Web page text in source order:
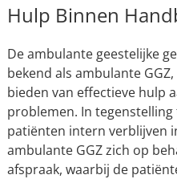
Hulp Binnen
De ambulante geestelijke
bekend als ambulante
bieden van effectieve hulp
problemen. In
patiënten intern verblijven
ambulante GGZ zich op
afspraak, waarbij de